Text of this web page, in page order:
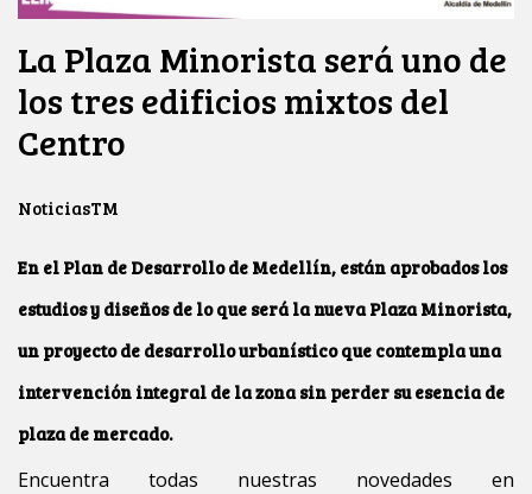
La Plaza Minorista será uno de
los tres edificios mixtos del
Centro
NoticiasTM
En el Plan de Desarrollo de Medellín, están aprobados los
estudios y diseños de lo que será la nueva Plaza Minorista,
un proyecto de desarrollo urbanístico que contempla una
intervención integral de la zona sin perder su esencia de
plaza de mercado.
Encuentra todas nuestras novedades en